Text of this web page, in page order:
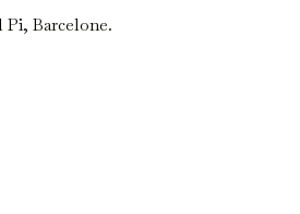
Pi, Barcelone.